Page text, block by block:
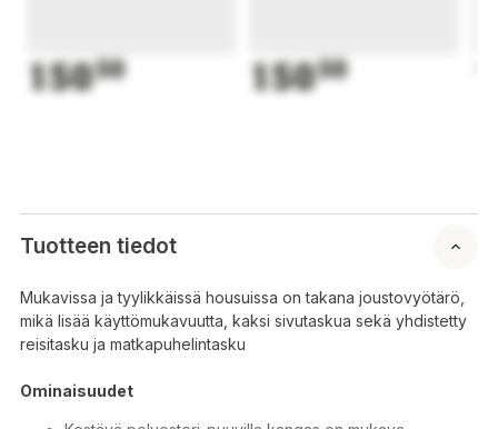
15050 15050
Tuotteen tiedot
Mukavissa ja tyylikkäissä housuissa on takana joustovyötärö,
mikä lisää käyttömukavuutta, kaksi sivutaskua sekä yhdistetty
reisitasku ja matkapuhelintasku
Ominaisuudet